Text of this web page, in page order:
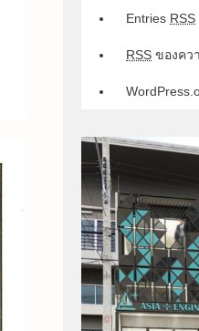
Entries RSS
RSS ของคว